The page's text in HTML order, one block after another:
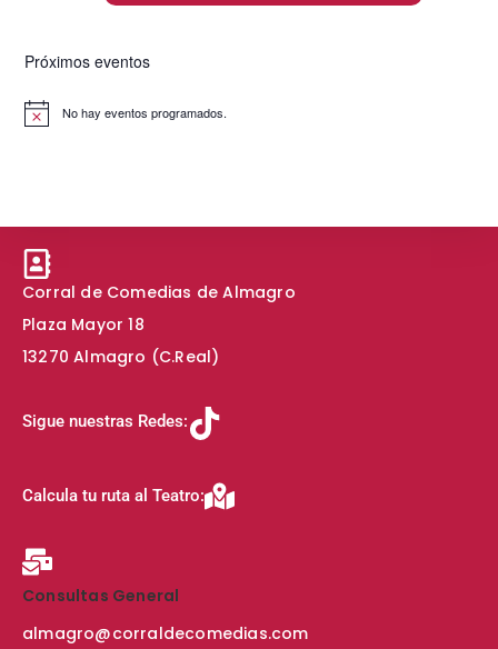
Próximos eventos
No hay eventos programados.
Corral de Comedias de Almagro
Plaza Mayor 18
13270 Almagro (C.Real)
Sigue nuestras Redes:
Calcula tu ruta al Teatro:
Consultas General
almagro@corraldecomedias.com